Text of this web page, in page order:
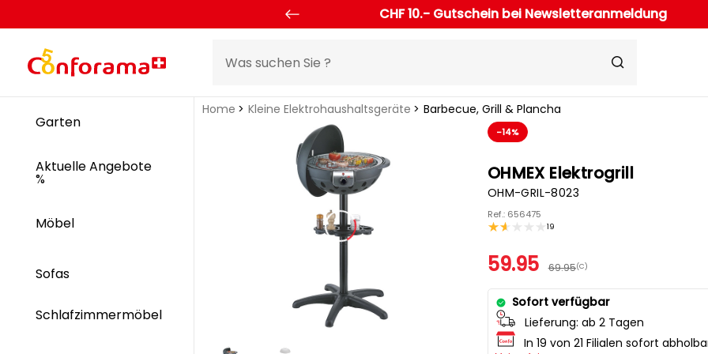
CHF 10.- Gutschein bei Newsletteranmeldung
Garten
Aktuelle Angebote
%
Möbel
Sofas
Schlafzimmermöbel
Home Kleine Elektrohaushaltsgeräte Barbecue, Grill & Plancha
-14%
OHMEX Elektrogrill
OHM-GRIL-8023
Ref.: 656475
19
59.95 69.95(C)
Sofort verfügbar
Lieferung: ab 2 Tagen
In 19 von 21 Filialen sofort